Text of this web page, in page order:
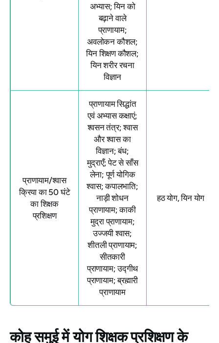
अभ्यास; यिन को
बढ़ाने वाले
प्राणायाम;
अवलोकन कौशल;
यिन शिक्षण कौशल;
यिन शरीर रचना
विज्ञान
प्राणायाम/श्वास
क्रिया का 50 घंटे
का शिक्षक
प्रशिक्षण
प्राणायाम सिद्धांत
एवं अभ्यास कक्षाएं;
श्वसन तंत्र; श्वास
और श्वास का
विज्ञान; बंध;
मुद्राएँ; पेट से साँस
लेना; पूर्ण योगिक
श्वास; कपालभाति;
नाड़ी शोधन
प्राणायाम; काकी
मुद्रा प्राणायाम;
उज्जयी श्वास;
शीतली प्राणायाम;
सीतकारी
प्राणायाम; उद्गीथ
प्राणायाम; ब्रह्मारी
प्राणायाम
हठ योग, यिन योग
कोह समुई में योग शिक्षक प्रशिक्षण के